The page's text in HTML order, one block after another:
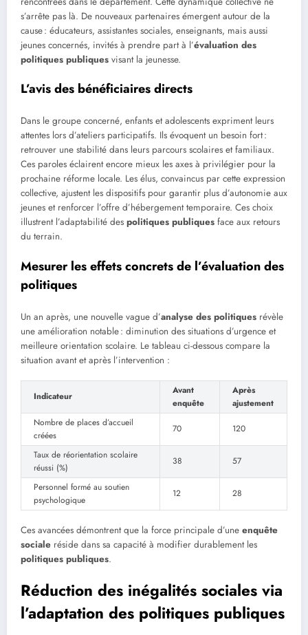
s’arrête pas là. De nouveaux partenaires émergent autour de la
cause : éducateurs, assistantes sociales, enseignants, mais aussi
jeunes concernés, invités à prendre part à l’évaluation des
politiques publiques visant la jeunesse.
L’avis des bénéficiaires directs
Dans le groupe concerné, enfants et adolescents expriment leurs
attentes lors d’ateliers participatifs. Ils évoquent un besoin fort :
retrouver une stabilité dans leurs parcours scolaires et familiaux.
Ces paroles éclairent encore mieux les axes à privilégier pour la
prochaine réforme locale. Les élus, convaincus par cette expression
collective, ajustent les dispositifs pour garantir plus d’autonomie aux
jeunes et renforcer l’offre d’hébergement temporaire. Ces choix
illustrent l’adaptabilité des politiques publiques face aux retours
du terrain.
Mesurer les effets concrets de l’évaluation des
politiques
Un an après, une nouvelle vague d’analyse des politiques révèle
une amélioration notable : diminution des situations d’urgence et
meilleure orientation scolaire. Le tableau ci-dessous compare la
situation avant et après l’intervention :
Indicateur
Avant
enquête
Après
ajustement
Nombre de places d’accueil
créées
70 120
Taux de réorientation scolaire
réussi (%)
38 57
Personnel formé au soutien
psychologique
12 28
Ces avancées démontrent que la force principale d’une enquête
sociale réside dans sa capacité à modifier durablement les
politiques publiques.
Réduction des inégalités sociales via
l’adaptation des politiques publiques